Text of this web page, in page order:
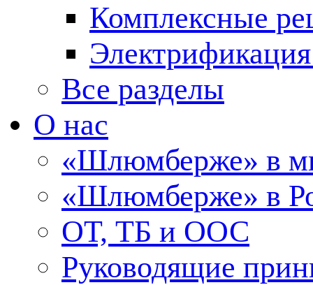
Комплексные
Все разделы
О нас
«Шлюмберже» в
«Шлюмберже» в
ОТ, ТБ и ООС
Руководящие